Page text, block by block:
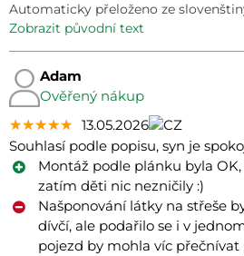
Automaticky přeloženo ze
zobrazit původní text
Adam
Ověřený nákup
★★★★★
★★★★★
★★★★★ 13.05.2026
Souhlasí podle popisu, syn je
Montáž podle plánku byla
zatím děti nic nezničily :)
Našponování látky na střeše
dívčí, ale podařilo se i v
pojezd by mohla víc